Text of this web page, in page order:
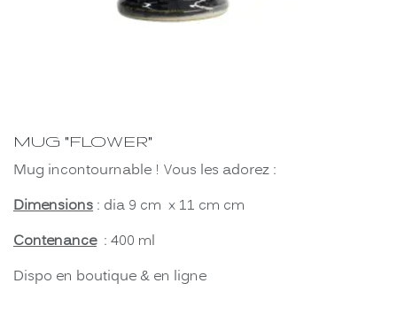
MUG "FLOWER"
Mug incontournable ! Vous les adorez :
Dimensions : dia 9 cm x 11 cm cm
Contenance: 400 ml
Dispo en boutique & en ligne